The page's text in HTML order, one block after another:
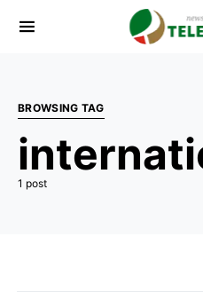
BROWSING TAG
1 post